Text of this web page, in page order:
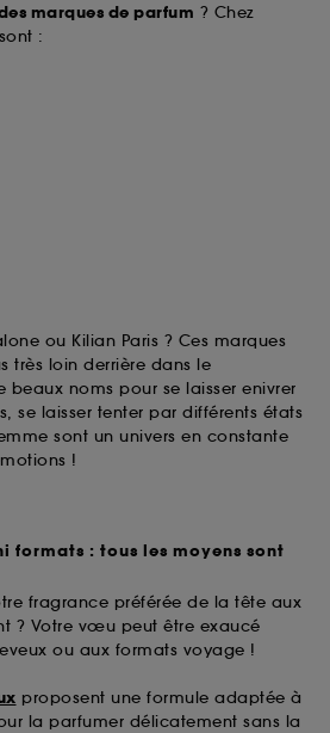
marques de parfum ? Chez
:
ou Kilian Paris ? Ces marques
très loin derrière dans le
beaux noms pour se laisser enivrer
se laisser tenter par différents états
sont un univers en constante
!
formats : tous les moyens sont
fragrance préférée de la tête aux
? Votre vœu peut être exaucé
ou aux formats voyage !
proposent une formule adaptée à
la parfumer délicatement sans la